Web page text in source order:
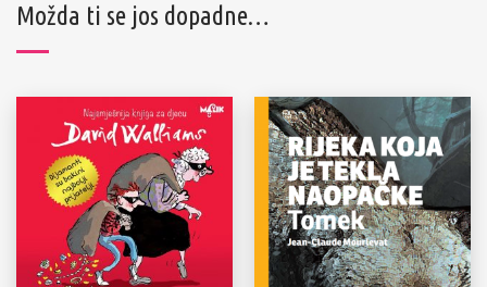
Možda ti se jos dopadne…